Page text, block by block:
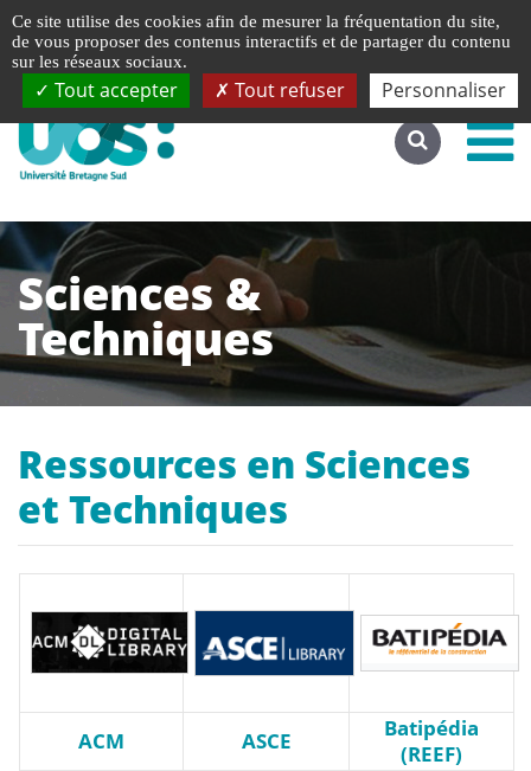
Accéder au site complet
Sciences &
Techniques
Ressources en Sciences
et Techniques
ACM ASCE
Batipédia
(REEF)
Ce site utilise des cookies afin de mesurer la fréquentation du site,
de vous proposer des contenus interactifs et de partager du contenu
sur les réseaux sociaux.
Tout accepter Tout refuser Personnaliser